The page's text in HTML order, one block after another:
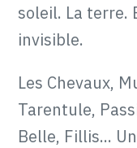
soleil. La terre.
invisible.
Les Chevaux,
Tarentule,
Belle, Fillis...